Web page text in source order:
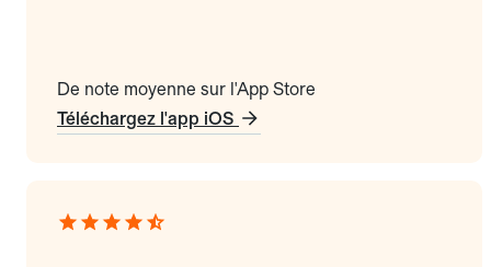
De note moyenne sur l'App Store
Téléchargez l'app iOS